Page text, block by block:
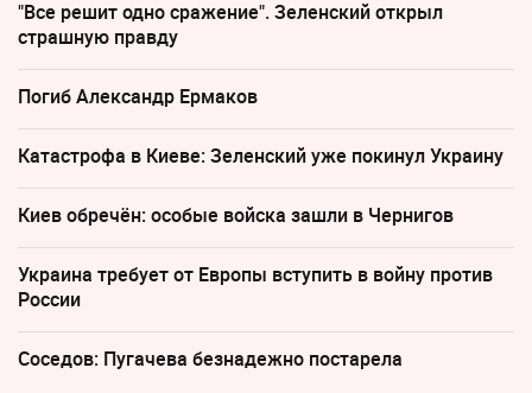
"Все решит одно сражение". Зеленский открыл
страшную правду
Погиб Александр Ермаков
Катастрофа в Киеве: Зеленский уже покинул Украину
Киев обречён: особые войска зашли в Чернигов
Украина требует от Европы вступить в войну против
России
Соседов: Пугачева безнадежно постарела